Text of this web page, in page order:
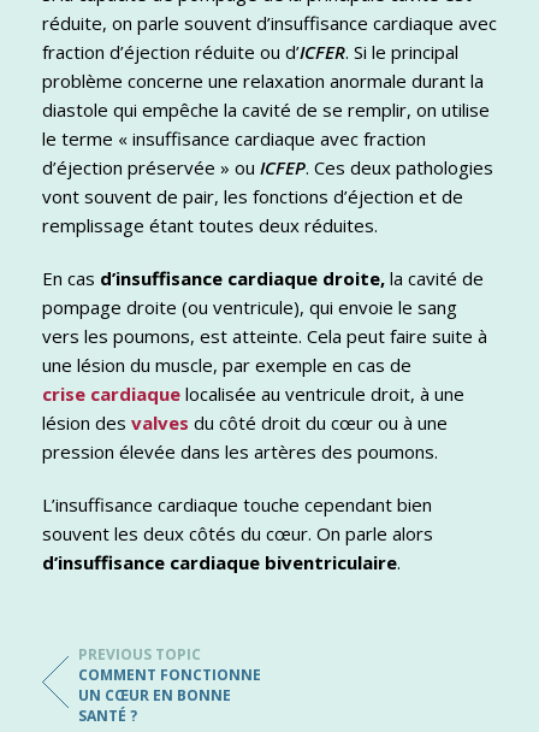
réduite, on parle souvent d’insuffisance cardiaque avec
fraction d’éjection réduite ou d’ICFER. Si le principal
problème concerne une relaxation anormale durant la
diastole qui empêche la cavité de se remplir, on utilise
le terme « insuffisance cardiaque avec fraction
d’éjection préservée » ou ICFEP. Ces deux pathologies
vont souvent de pair, les fonctions d’éjection et de
remplissage étant toutes deux réduites.
En cas d’insuffisance cardiaque droite, la cavité de
pompage droite (ou ventricule), qui envoie le sang
vers les poumons, est atteinte. Cela peut faire suite à
une lésion du muscle, par exemple en cas de
crise cardiaque localisée au ventricule droit, à une
lésion des valves du côté droit du cœur ou à une
pression élevée dans les artères des poumons.
L’insuffisance cardiaque touche cependant bien
souvent les deux côtés du cœur. On parle alors
d’insuffisance cardiaque biventriculaire.
PREVIOUS TOPIC
COMMENT FONCTIONNE
UN CŒUR EN BONNE
SANTÉ ?